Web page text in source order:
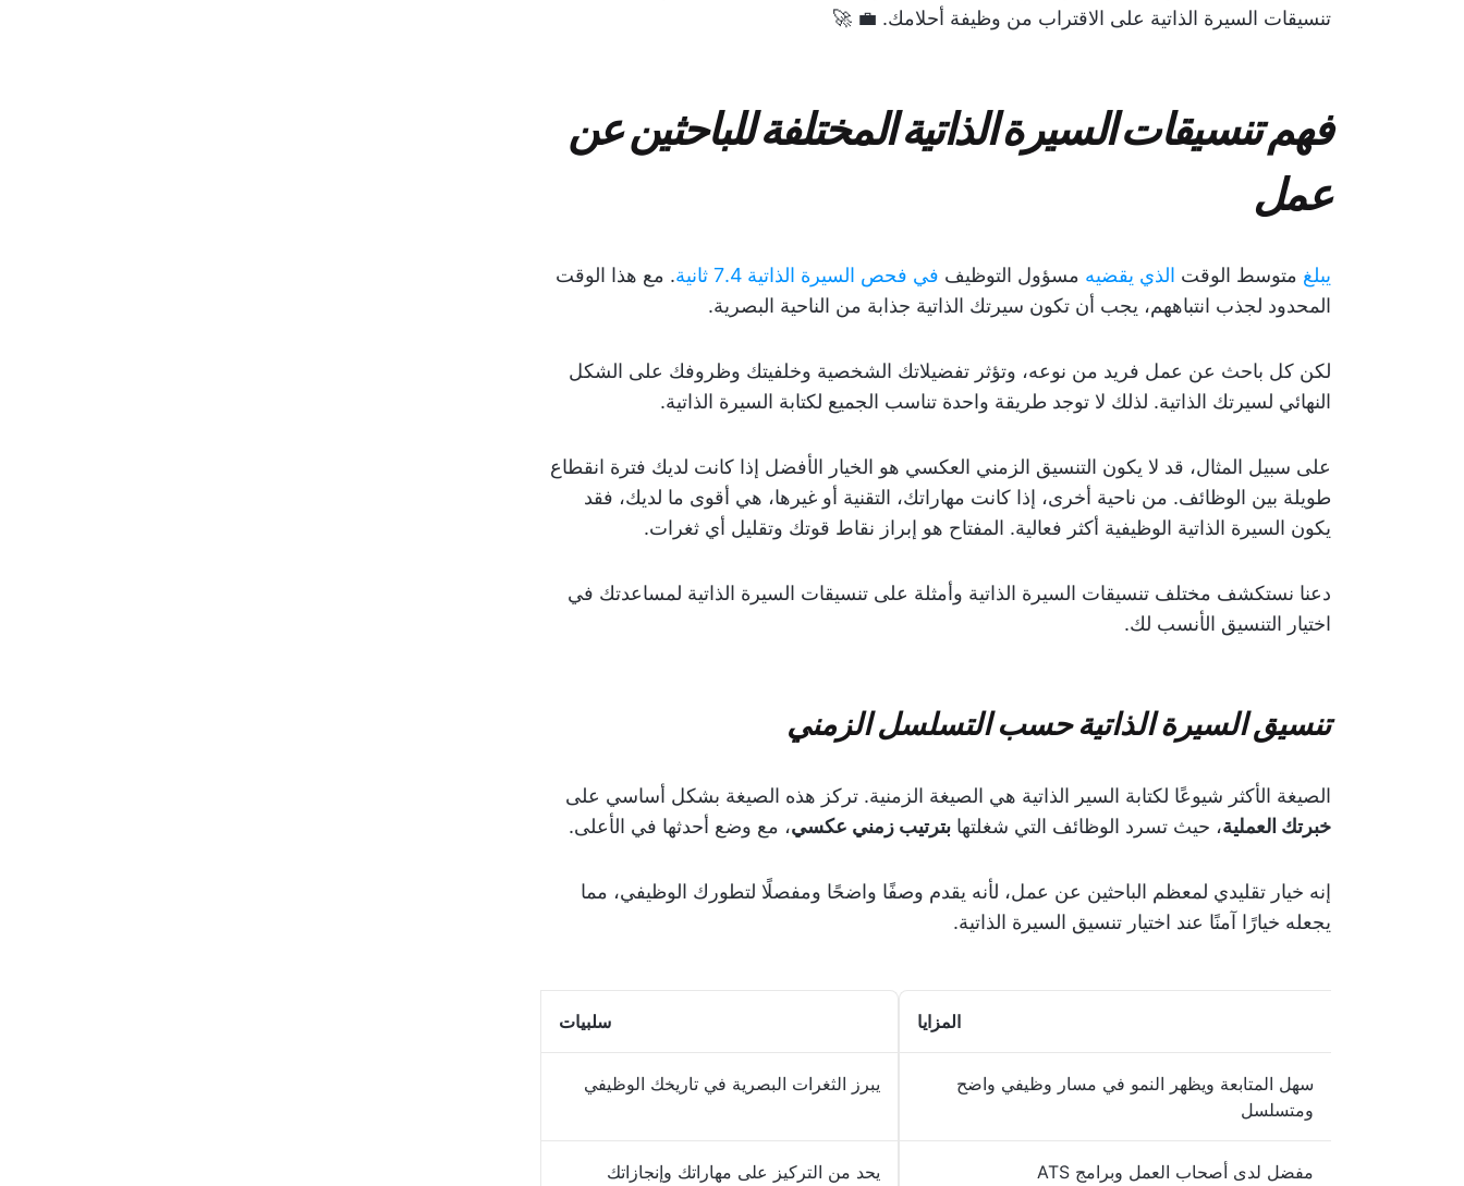
تنسيقات السيرة الذاتية على الاقتراب من وظيفة أحلامك. 💼 🚀
فهم تنسيقات السيرة الذاتية المختلفة للباحثين عن
عمل
يبلغ متوسط الوقت الذي يقضيه مسؤول التوظيف في فحص السيرة الذاتية 7.4 ثانية
. مع هذا الوقت
المحدود لجذب انتباههم، يجب أن تكون سيرتك الذاتية جذابة من الناحية البصرية.
لكن كل باحث عن عمل فريد من نوعه، وتؤثر تفضيلاتك الشخصية وخلفيتك وظروفك على الشكل
النهائي لسيرتك الذاتية. لذلك لا توجد طريقة واحدة تناسب الجميع لكتابة السيرة الذاتية.
على سبيل المثال، قد لا يكون التنسيق الزمني العكسي هو الخيار الأفضل إذا كانت لديك فترة انقطاع
طويلة بين الوظائف. من ناحية أخرى، إذا كانت مهاراتك، التقنية أو غيرها، هي أقوى ما لديك، فقد
يكون السيرة الذاتية الوظيفية أكثر فعالية. المفتاح هو إبراز نقاط قوتك وتقليل أي ثغرات.
دعنا نستكشف مختلف تنسيقات السيرة الذاتية وأمثلة على تنسيقات السيرة الذاتية لمساعدتك في
اختيار التنسيق الأنسب لك.
تنسيق السيرة الذاتية حسب التسلسل الزمني
الصيغة الأكثر شيوعًا لكتابة السير الذاتية هي الصيغة الزمنية. تركز هذه الصيغة بشكل أساسي على
خبرتك العملية، حيث تسرد الوظائف التي شغلتها بترتيب زمني عكسي، مع وضع أحدثها في الأعلى.
إنه خيار تقليدي لمعظم الباحثين عن عمل، لأنه يقدم وصفًا واضحًا ومفصلًا لتطورك الوظيفي، مما
يجعله خيارًا آمنًا عند اختيار تنسيق السيرة الذاتية.
المزايا سلبيات
سهل المتابعة ويظهر النمو في مسار وظيفي واضح
ومتسلسل
يبرز الثغرات البصرية في تاريخك الوظيفي
مفضل لدى أصحاب العمل وبرامج ATS
يحد من التركيز على مهاراتك وإنجازاتك